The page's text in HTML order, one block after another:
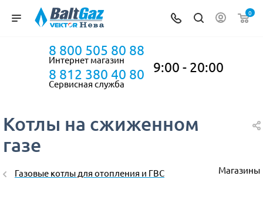
0
8 800 505 80 88
Интернет магазин
8 812 380 40 80
Сервисная служба
9:00 - 20:00
Котлы на сжиженном
газе
Газовые котлы для отопления и ГВС Магазины